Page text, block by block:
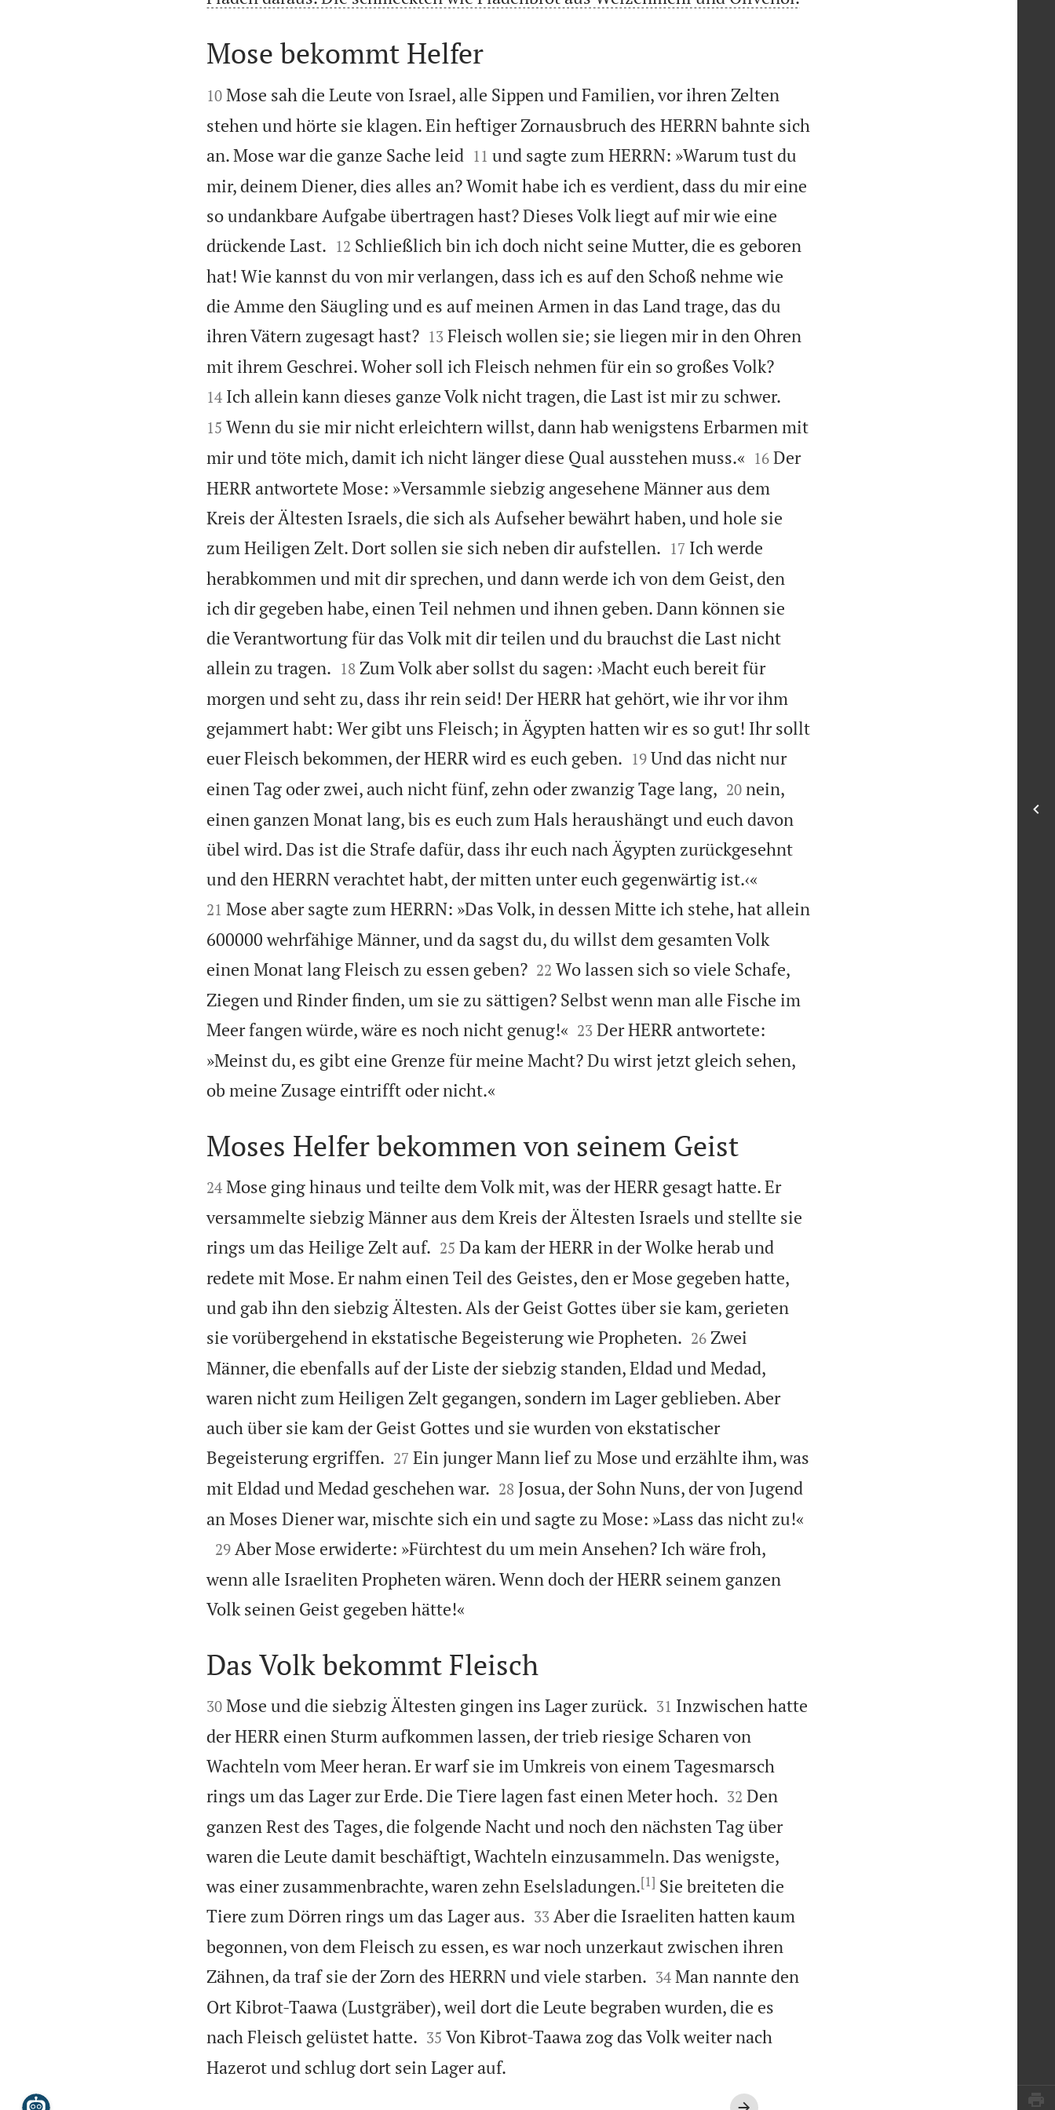

Mose bekommt Helfer

10 Mose sah die Leute von Israel, alle Sippen und Familien, vor ihren Zelten
stehen und hörte sie klagen. Ein heftiger Zornausbruch des HERRN bahnte sich
an. Mose war die ganze Sache leid
11 und sagte zum HERRN: »Warum tust du
mir, deinem Diener, dies alles an? Womit habe ich es verdient, dass du mir eine
so undankbare Aufgabe übertragen hast? Dieses Volk liegt auf mir wie eine
drückende Last.
12 Schließlich bin ich doch nicht seine Mutter, die es geboren
hat! Wie kannst du von mir verlangen, dass ich es auf den Schoß nehme wie
die Amme den Säugling und es auf meinen Armen in das Land trage, das du
ihren Vätern zugesagt hast?
13 Fleisch wollen sie; sie liegen mir in den Ohren
mit ihrem Geschrei. Woher soll ich Fleisch nehmen für ein so großes Volk?
14 Ich allein kann dieses ganze Volk nicht tragen, die Last ist mir zu schwer.
15 Wenn du sie mir nicht erleichtern willst, dann hab wenigstens Erbarmen mit
mir und töte mich, damit ich nicht länger diese Qual ausstehen muss.«
16 Der
HERR antwortete Mose: »Versammle siebzig angesehene Männer aus dem
Kreis der Ältesten Israels, die sich als Aufseher bewährt haben, und hole sie
zum Heiligen Zelt. Dort sollen sie sich neben dir aufstellen.
17 Ich werde
herabkommen und mit dir sprechen, und dann werde ich von dem Geist, den
ich dir gegeben habe, einen Teil nehmen und ihnen geben. Dann können sie
die Verantwortung für das Volk mit dir teilen und du brauchst die Last nicht
allein zu tragen.
18 Zum Volk aber sollst du sagen: ›Macht euch bereit für
morgen und seht zu, dass ihr rein seid! Der HERR hat gehört, wie ihr vor ihm
gejammert habt: Wer gibt uns Fleisch; in Ägypten hatten wir es so gut! Ihr sollt
euer Fleisch bekommen, der HERR wird es euch geben.
19 Und das nicht nur
einen Tag oder zwei, auch nicht fünf, zehn oder zwanzig Tage lang, 

20 nein,
einen ganzen Monat lang, bis es euch zum Hals heraushängt und euch davon
übel wird. Das ist die Strafe dafür, dass ihr euch nach Ägypten zurückgesehnt
und den HERRN verachtet habt, der mitten unter euch gegenwärtig ist.‹«
21 Mose aber sagte zum HERRN: »Das Volk, in dessen Mitte ich stehe, hat allein
600000 wehrfähige Männer, und da sagst du, du willst dem gesamten Volk
einen Monat lang Fleisch zu essen geben?
22 Wo lassen sich so viele Schafe,
Ziegen und Rinder finden, um sie zu sättigen? Selbst wenn man alle Fische im
Meer fangen würde, wäre es noch nicht genug!«
23 Der HERR antwortete:
»Meinst du, es gibt eine Grenze für meine Macht? Du wirst jetzt gleich sehen,
ob meine Zusage eintrifft oder nicht.«

Moses Helfer bekommen von seinem Geist

24 Mose ging hinaus und teilte dem Volk mit, was der HERR gesagt hatte. Er
versammelte siebzig Männer aus dem Kreis der Ältesten Israels und stellte sie
rings um das Heilige Zelt auf.
25 Da kam der HERR in der Wolke herab und
redete mit Mose. Er nahm einen Teil des Geistes, den er Mose gegeben hatte,
und gab ihn den siebzig Ältesten. Als der Geist Gottes über sie kam, gerieten
sie vorübergehend in ekstatische Begeisterung wie Propheten.
26 Zwei
Männer, die ebenfalls auf der Liste der siebzig standen, Eldad und Medad,
waren nicht zum Heiligen Zelt gegangen, sondern im Lager geblieben. Aber
auch über sie kam der Geist Gottes und sie wurden von ekstatischer
Begeisterung ergriffen.
27 Ein junger Mann lief zu Mose und erzählte ihm, was
mit Eldad und Medad geschehen war.
28 Josua, der Sohn Nuns, der von Jugend
an Moses Diener war, mischte sich ein und sagte zu Mose: »Lass das nicht zu!«

29 Aber Mose erwiderte: »Fürchtest du um mein Ansehen? Ich wäre froh,
wenn alle Israeliten Propheten wären. Wenn doch der HERR seinem ganzen
Volk seinen Geist gegeben hätte!«

Das Volk bekommt Fleisch

30 Mose und die siebzig Ältesten gingen ins Lager zurück.
31 Inzwischen hatte
der HERR einen Sturm aufkommen lassen, der trieb riesige Scharen von
Wachteln vom Meer heran. Er warf sie im Umkreis von einem Tagesmarsch
rings um das Lager zur Erde. Die Tiere lagen fast einen Meter hoch.
32 Den
ganzen Rest des Tages, die folgende Nacht und noch den nächsten Tag über
waren die Leute damit beschäftigt, Wachteln einzusammeln. Das wenigste,
was einer zusammenbrachte, waren zehn Eselsladungen.[1] Sie breiteten die
Tiere zum Dörren rings um das Lager aus.
33 Aber die Israeliten hatten kaum
begonnen, von dem Fleisch zu essen, es war noch unzerkaut zwischen ihren
Zähnen, da traf sie der Zorn des HERRN und viele starben.
34 Man nannte den
Ort Kibrot-Taawa (Lustgräber), weil dort die Leute begraben wurden, die es
nach Fleisch gelüstet hatte.
35 Von Kibrot-Taawa zog das Volk weiter nach
Hazerot und schlug dort sein Lager auf.